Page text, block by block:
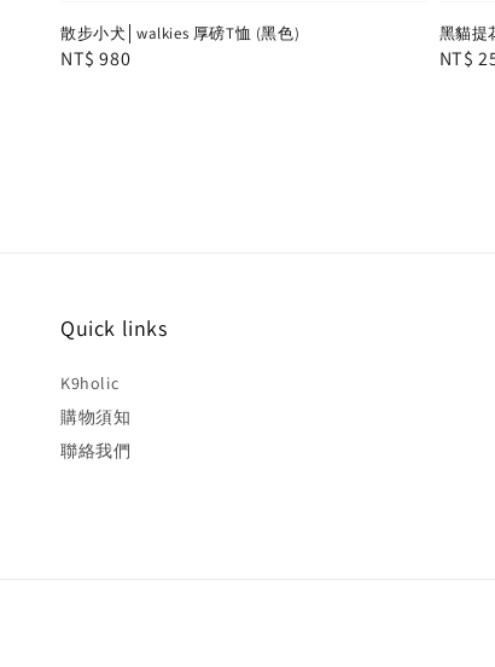
散步小犬│walkies 厚磅T恤 (黑色)
Regular
NT$ 980
黑貓提
NT$
Quick links
K9holic
購物須知
聯絡我們